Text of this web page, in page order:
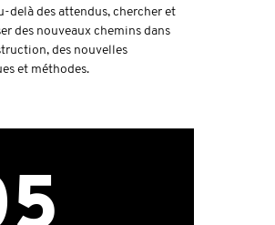
delà des attendus, chercher et
des nouveaux chemins dans
des nouvelles
et méthodes.